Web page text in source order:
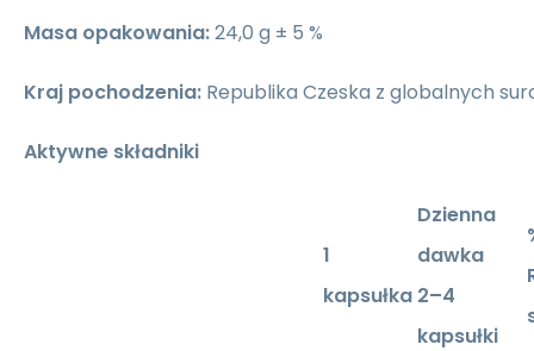
Masa opakowania:24,0 g ± 5 %
Kraj pochodzenia: Republika Czeska z globalnych
Aktywne składniki
1
kapsułka
Dzienna
dawka
2–4
kapsułki